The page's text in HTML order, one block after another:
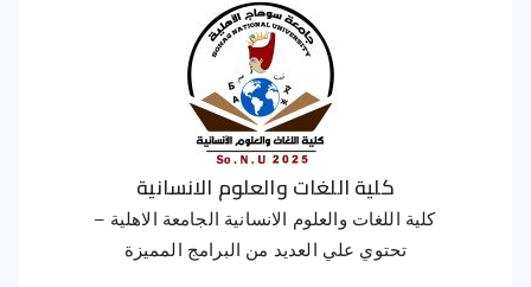
كلية اللغات والعلوم الانسانية
كلية اللغات والعلوم الانسانية الجامعة الاهلية –
تحتوي علي العديد من البرامج المميزة